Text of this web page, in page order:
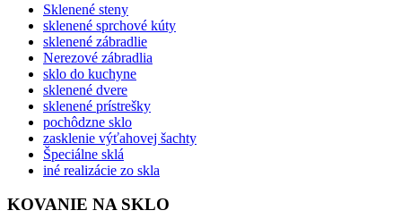
Sklenené steny
sklenené sprchové kúty
sklenené zábradlie
Nerezové zábradlia
sklo do kuchyne
sklenené dvere
sklenené prístrešky
pochôdzne sklo
zasklenie výťahovej šachty
Špeciálne sklá
iné realizácie zo skla
KOVANIE NA SKLO